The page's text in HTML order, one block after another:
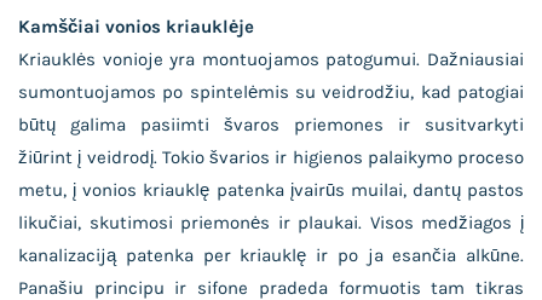
Kamščiai vonios kriauklėje
Kriauklės vonioje yra montuojamos patogumui. Dažniausiai
sumontuojamos po spintelėmis su veidrodžiu, kad patogiai
būtų galima pasiimti švaros priemones ir susitvarkyti
žiūrint į veidrodį. Tokio švarios ir higienos palaikymo proceso
metu, į vonios kriauklę patenka įvairūs muilai, dantų pastos
likučiai, skutimosi priemonės ir plaukai. Visos medžiagos į
kanalizaciją patenka per kriauklę ir po ja esančia alkūne.
Panašiu principu ir sifone pradeda formuotis tam tikras